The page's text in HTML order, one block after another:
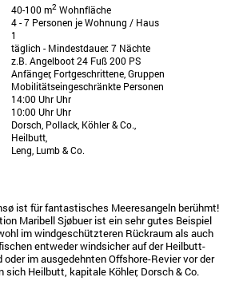
40-100 m2 Wohnfläche
4 - 7 Personen je Wohnung / Haus
1
täglich - Mindestdauer: 7 Nächte
z.B. Angelboot 24 Fuß 200 PS
Anfänger, Fortgeschrittene, Gruppen
Mobilitätseingeschränkte Personen
14:00 Uhr Uhr
10:00 Uhr Uhr
Dorsch, Pollack, Köhler & Co.,
Heilbutt,
Leng, Lumb & Co.
ist für fantastisches Meeresangeln berühmt!
Maribell Sjøbuer ist ein sehr gutes Beispiel
im windgeschützteren Rückraum als auch
entweder windsicher auf der Heilbutt-
im ausgedehnten Offshore-Revier vor der
sich Heilbutt, kapitale Köhler, Dorsch & Co.